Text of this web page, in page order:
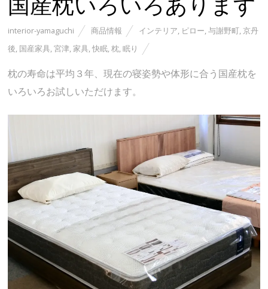
interior-yamaguchi 商品情報 インテリア ピロー ,与謝野町 ,京丹
後 国産家具 ,宮津 ,家具 ,快眠 ,枕 ,眠り
枕の寿命は平均３年、現在の寝姿勢や体形に合う国産枕を
いろいろお試しいただけます。